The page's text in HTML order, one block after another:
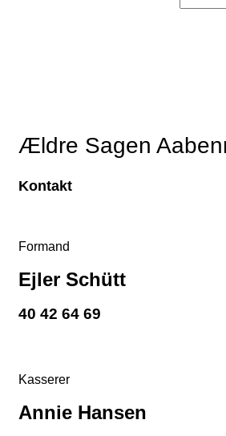
Ældre Sagen
Kontakt
Formand
Ejler Schütt
40 42 64 69
Kasserer
Annie Hansen